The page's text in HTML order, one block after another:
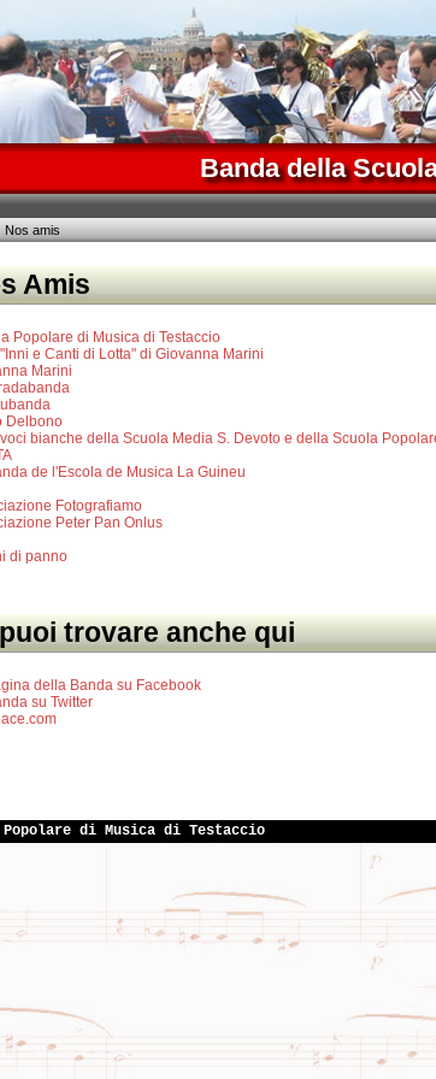
Banda della
Nos amis
Amis
Popolare di Musica di Testaccio
e Canti di Lotta" di Giovanna Marini
Marini
Delbono
bianche della Scuola Media S. Devoto e della Scuola
de l'Escola de Musica La Guineu
Fotografiamo
Peter Pan Onlus
di panno
trovare anche qui
della Banda su Facebook
su Twitter
di Musica di Testaccio